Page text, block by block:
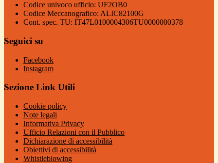
Codice univoco ufficio: UF2OB0
Codice Meccanografico: ALIC82100G
Cont. spec. TU: IT47L0100004306TU0000000378
Seguici su
Facebook
Instagram
Sezione Link Utili
Cookie policy
Note legali
Informativa Privacy
Ufficio Relazioni con il Pubblico
Dichiarazione di accessibilità
Obiettivi di accessibilità
Whistleblowing